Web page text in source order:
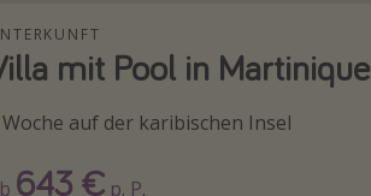
mit Pool in
Woche auf der karibischen Insel
643 € p. P.